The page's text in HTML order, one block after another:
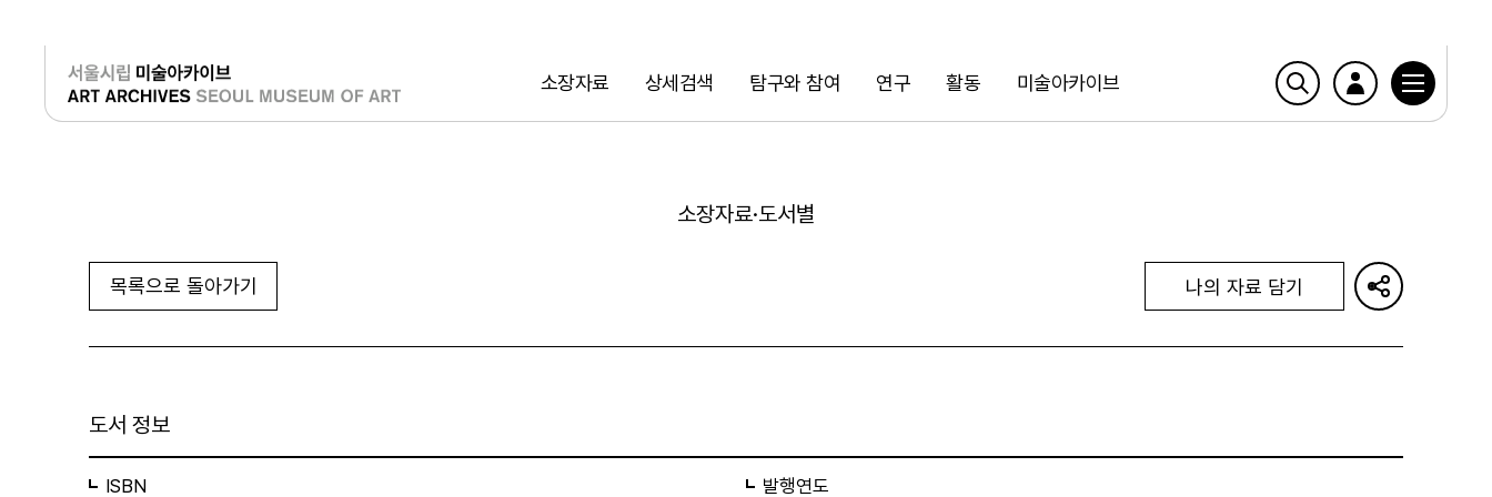
소장자료 상세검색 탐구와 참여 연구 활동 미술아카이브
검색
로그인
소장자료·도서별
목록으로 돌아가기 나의 자료 담기
도서 정보
ISBN 발행연도